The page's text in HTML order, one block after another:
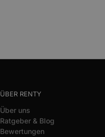
ÜBER RENTY
Über uns
Ratgeber & Blog
Bewertungen